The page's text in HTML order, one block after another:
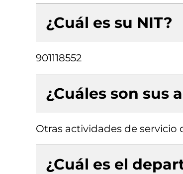
¿Cuál es su NIT?
901118552
¿Cuáles son sus
Otras actividades de servicio
¿Cuál es el